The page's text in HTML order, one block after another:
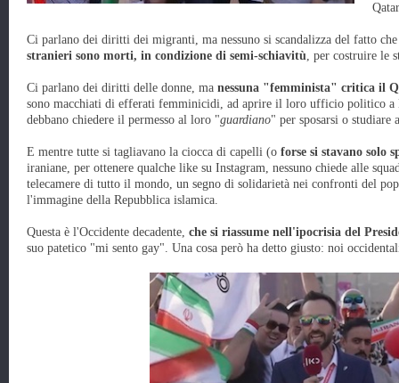
Ci parlano dei diritti dei migranti, ma nessuno si scandalizza del fatto
stranieri sono morti, in condizione di semi-schiavitù, per costruire le
Ci parlano dei diritti delle donne, ma nessuna "femminista" critica il
sono macchiati di efferati femminicidi, ad aprire il loro ufficio politico a
debbano chiedere il permesso al loro "guardiano" per sposarsi o studiare
E mentre tutte si tagliavano la ciocca di capelli (o forse si stavano solo
iraniane, per ottenere qualche like su Instagram, nessuno chiede alle
telecamere di tutto il mondo, un segno di solidarietà nei confronti del
l'immagine della Repubblica islamica.
Questa è l'Occidente decadente, che si riassume nell'ipocrisia del
suo patetico "mi sento gay". Una cosa però ha detto giusto: noi